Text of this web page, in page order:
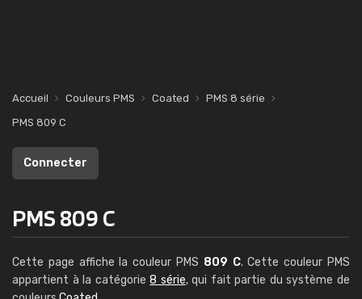
Accueil Couleurs PMS Coated
PMS 8 série
PMS 809 C
Connecter
PMS 809 C
Cette page affiche la couleur PMS 809 C. Cette couleur PMS
appartient à la catégorie8 série, qui fait partie du système de